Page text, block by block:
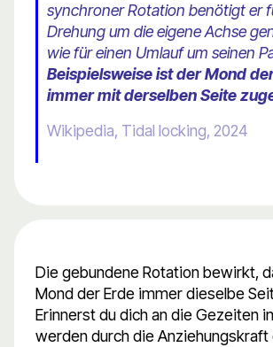
synchroner Rotation benötigt er
Drehung um die eigene Achse
wie für einen Umlauf um seinen
Beispielsweise ist der Mond
immer mit derselben Seite
Wikipedia, Tidal locking, 2024
Die gebundene Rotation bewirkt,
Mond der Erde immer dieselbe
Erinnerst du dich an die Gezeiten
werden durch die Anziehungskraft